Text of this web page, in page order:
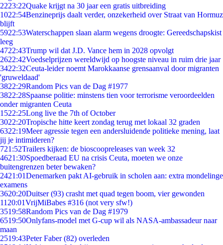
2223:22Quake krijgt na 30 jaar een gratis uitbreiding
1022:54Benzineprijs daalt verder, onzekerheid over Straat van Hormuz
blijft
5922:53Waterschappen slaan alarm wegens droogte: Gereedschapskist
leeg
4722:43Trump wil dat J.D. Vance hem in 2028 opvolgt
2622:42Voedselprijzen wereldwijd op hoogste niveau in ruim drie jaar
3422:32Ceuta-leider noemt Marokkaanse grensaanval door migranten
'gruweldaad'
3822:29Random Pics van de Dag #1977
3822:28Spaanse politie: minstens tien voor terrorisme veroordeelden
onder migranten Ceuta
1522:25Long live the 7th of October
3022:20Tropische hitte keert zondag terug met lokaal 32 graden
6322:19Meer agressie tegen een andersluidende politieke mening, laat
jij je intimideren?
721:52Trailers kijken: de bioscoopreleases van week 32
4621:30Spoedberaad EU na crisis Ceuta, moeten we onze
buitengrenzen beter bewaken?
2421:01Denemarken pakt AI-gebruik in scholen aan: extra mondelinge
examens
3620:20Duitser (93) crasht met quad tegen boom, vier gewonden
11 20:01VrijMiBabes #316 (not very sfw!)
3519:58Random Pics van de Dag #1979
6519:50Onlyfans-model met G-cup wil als NASA-ambassadeur naar
maan
2519:43Peter Faber (82) overleden